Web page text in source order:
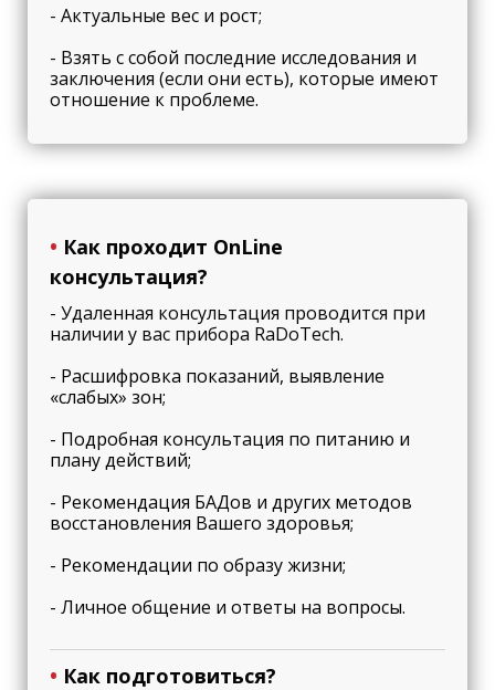
- Актуальные вес и рост;
- Взять с собой последние исследования и
заключения (если они есть), которые имеют
отношение к проблеме.
• Как проходит OnLine
консультация?
- Удаленная консультация проводится при
наличии у вас прибора RaDoTech.
- Расшифровка показаний, выявление
«слабых» зон;
- Подробная консультация по питанию и
плану действий;
- Рекомендация БАДов и других методов
восстановления Вашего здоровья;
- Рекомендации по образу жизни;
- Личное общение и ответы на вопросы.
• Как подготовиться?